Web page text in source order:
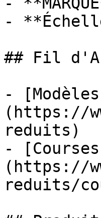
-
## Fil
-
(https://
reduits)
-
(https://
reduits/